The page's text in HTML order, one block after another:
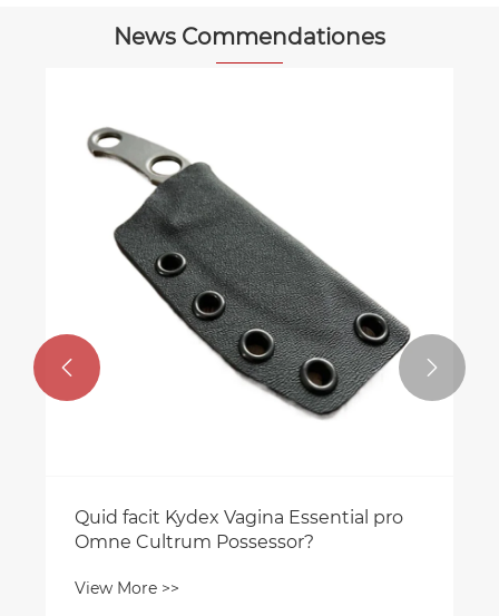
News Commendationes
Quid facit Kydex Vagina Essential pro
Omne Cultrum Possessor?
View More >>
 